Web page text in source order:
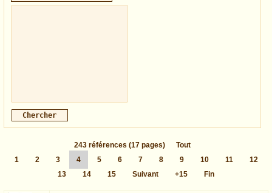
243 références (17 pages)
Tout
1
2 3 4 5 6 7 8 9 10 11
12
13
14 15 Suivant +15 Fin